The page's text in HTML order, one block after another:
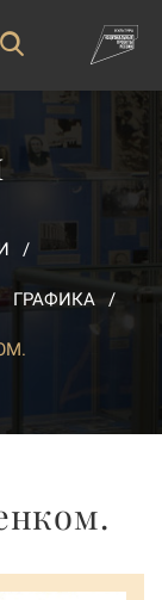
ГРАФИКА